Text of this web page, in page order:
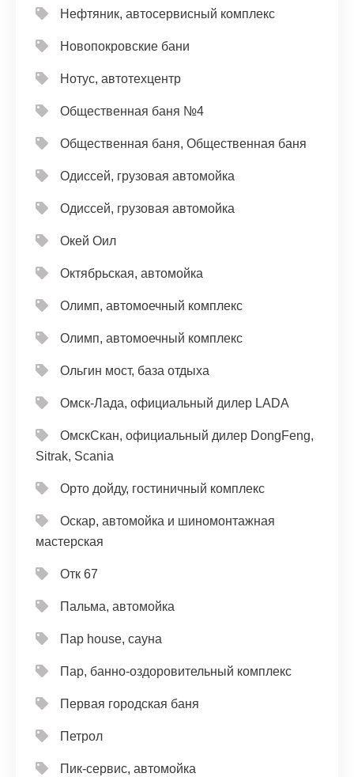
Нефтяник, автосервисный комплекс
Новопокровские бани
Нотус, автотехцентр
Общественная баня №4
Общественная баня, Общественная баня
Одиссей, грузовая автомойка
Одиссей, грузовая автомойка
Окей Оил
Октябрьская, автомойка
Олимп, автомоечный комплекс
Олимп, автомоечный комплекс
Ольгин мост, база отдыха
Омск-Лада, официальный дилер LADA
ОмскСкан, официальный дилер DongFeng,
Sitrak, Scania
Орто дойду, гостиничный комплекс
Оскар, автомойка и шиномонтажная
мастерская
Отк 67
Пальма, автомойка
Пар house, сауна
Пар, банно-оздоровительный комплекс
Первая городская баня
Петрол
Пик-сервис, автомойка